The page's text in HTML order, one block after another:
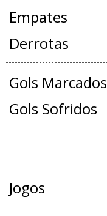
Empates
Derrotas
Gols Marcados
Gols Sofridos
Jogos